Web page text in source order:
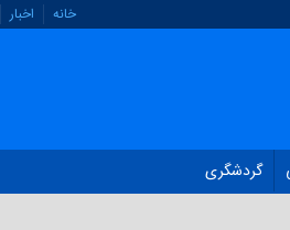
خانه اخبار
گردشگری